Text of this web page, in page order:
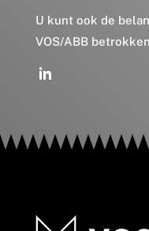
U kunt ook de
VOS/ABB